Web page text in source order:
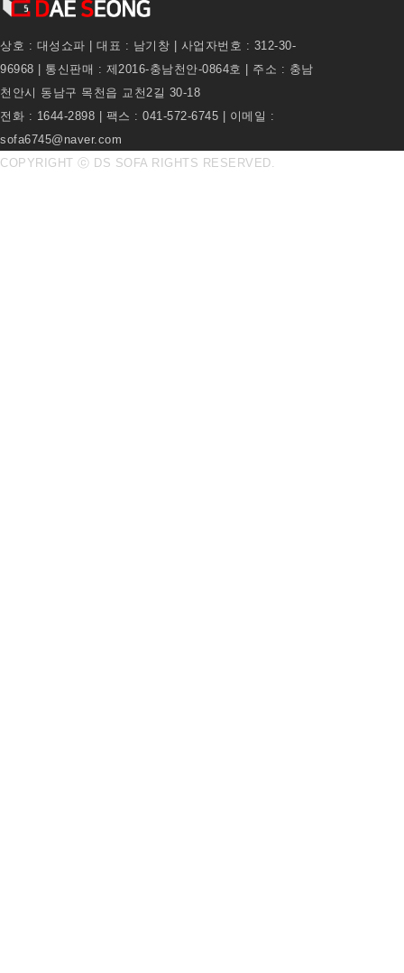
상호 : 대성쇼파 | 대표 : 남기창 | 사업자번호 : 312-30-
96968 | 통신판매 : 제2016-충남천안-0864호 | 주소 : 충남
천안시 동남구 목천읍 교천2길 30-18
전화 : 1644-2898 | 팩스 : 041-572-6745 | 이메일 :
sofa6745@naver.com
COPYRIGHT ⓒ DS SOFA RIGHTS RESERVED.